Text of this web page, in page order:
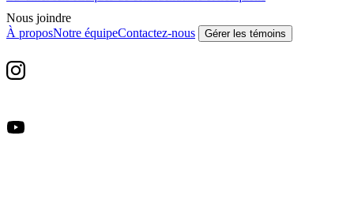
Nous joindre
À proposNotre équipeContactez-nous Gérer les témoins